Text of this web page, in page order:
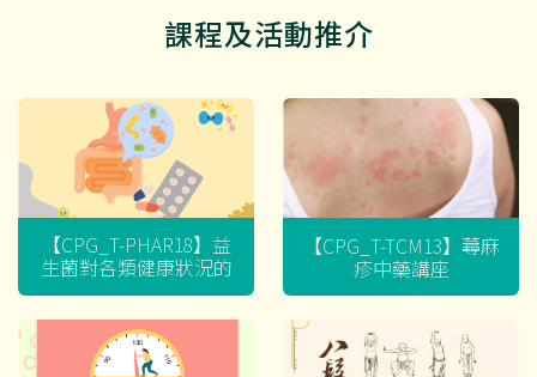
課程及活動推介
【CPG_T-PHAR18】益
生菌對各類健康狀況的
迷思
【CPG_T-TCM13】蕁麻
疹中藥講座